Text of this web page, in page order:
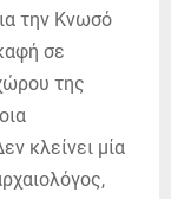
την Κνωσό
σε
της
κλείνει μία